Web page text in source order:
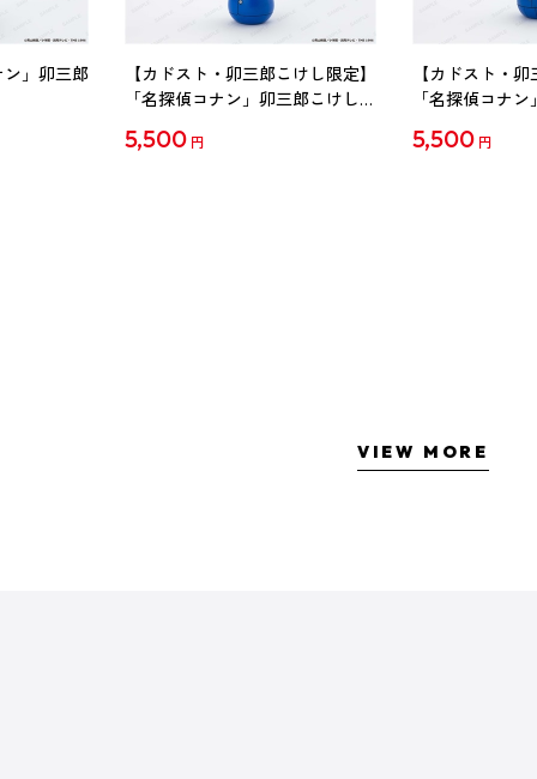
」卯三郎
【カドスト・卯三郎こけし限定】
「名探偵コナン」卯三郎こけし
5,500 円
【カドスト・
「名探偵コナ
5,500 円
VIEW MORE